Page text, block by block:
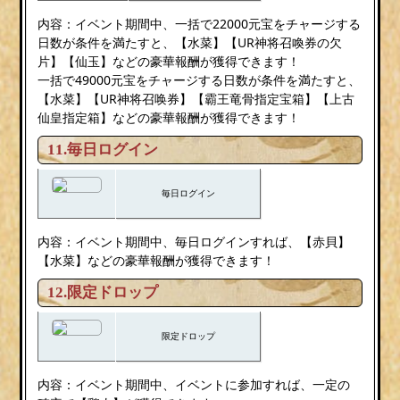
内容：イベント期間中、一括で22000元宝をチャージする
日数が条件を満たすと、【水菜】【UR神将召喚券の欠
片】【仙玉】などの豪華報酬が獲得できます！
一括で49000元宝をチャージする日数が条件を満たすと、
【水菜】【UR神将召唤券】【霸王竜骨指定宝箱】【上古
仙皇指定箱】などの豪華報酬が獲得できます！
11.毎日ログイン
毎日ログイン
内容：イベント期間中、毎日ログインすれば、【赤貝】
【水菜】などの豪華報酬が獲得できます！
12.限定ドロップ
限定ドロップ
内容：イベント期間中、イベントに参加すれば、一定の